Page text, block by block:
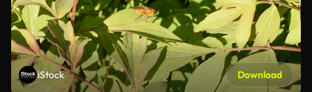
iStock Download